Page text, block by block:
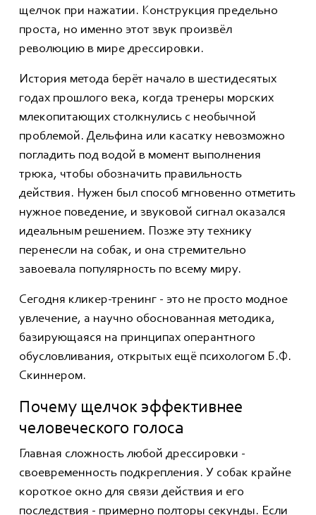
щелчок при нажатии. Конструкция предельно
проста, но именно этот звук произвёл
революцию в мире дрессировки.
История метода берёт начало в шестидесятых
годах прошлого века, когда тренеры морских
млекопитающих столкнулись с необычной
проблемой. Дельфина или касатку невозможно
погладить под водой в момент выполнения
трюка, чтобы обозначить правильность
действия. Нужен был способ мгновенно отметить
нужное поведение, и звуковой сигнал оказался
идеальным решением. Позже эту технику
перенесли на собак, и она стремительно
завоевала популярность по всему миру.
Сегодня кликер-тренинг - это не просто модное
увлечение, а научно обоснованная методика,
базирующаяся на принципах оперантного
обусловливания, открытых ещё психологом Б.Ф.
Скиннером.
Почему щелчок эффективнее
человеческого голоса
Главная сложность любой дрессировки -
своевременность подкрепления. У собак крайне
короткое окно для связи действия и его
последствия - примерно полторы секунды. Если